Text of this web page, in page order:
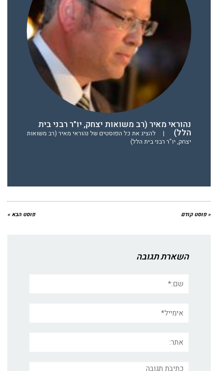
נהוראי מאיר (רב משואות יצחק, יו"ר רבני בית
הלל) |
להציג את כל הפוסטים של נהוראי מאיר (רב משואות
יצחק, יו"ר רבני בית הלל)
« פוסט קודם פוסט הבא »
השארת תגובה
תגובה